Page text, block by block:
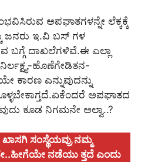
ಅಪಘಾತಗಳನ್ನೇ ಲೆಕ್ಕಕ್ಕೆ
ಜನರು ಇ.ವಿ ಬಸ್‌ ಗಳ
ಬಗ್ಗೆ ದಾಖಲೆಗಳಿವೆ.ಈ ಎಲ್ಲಾ
ಹೊಣೆಗೇಡಿತನ-
ಕಾರಣ ಎನ್ನುವುದನ್ನು
ಅಪಘಾತದ
ಕೂಡ ನಿಗಮನೇ ಅಲ್ವಾ..?
ಸಂಸ್ಥೆಯವ್ರು ನಮ್ಮ
ನಡೆಯು ತ್ತದೆ ಎಂದು